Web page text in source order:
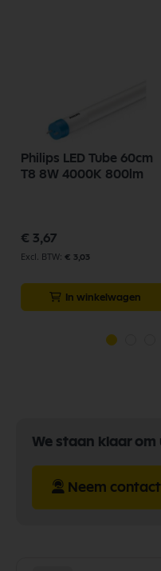
Philips LED Tube 60cm
T8 8W 4000K 800lm
€ 3,67
€ 3,03
In winkelwagen
We staan klaar om
Neem